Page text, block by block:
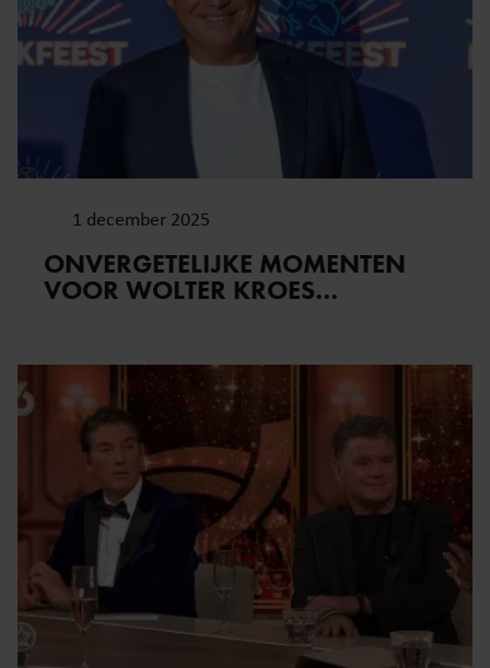
1 december 2025
ONVERGETELIJKE MOMENTEN
VOOR WOLTER KROES…